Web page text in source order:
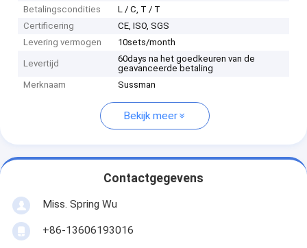
Betalingscondities
L / C, T / T
Certificering
CE, ISO, SGS
Levering vermogen
10sets/month
Levertijd
60days na het goedkeuren van de
geavanceerde betaling
Merknaam
Sussman
Bekijk meer
Contactgegevens
Miss. Spring Wu
+86-13606193016